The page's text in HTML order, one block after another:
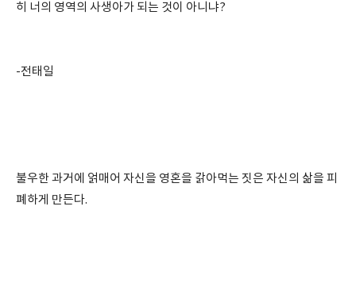
히 너의 영역의 사생아가 되는 것이 아니냐?
-전태일
불우한 과거에 얽매어 자신을 영혼을 갉아먹는 짓은 자신의 삶을 피
폐하게 만든다.